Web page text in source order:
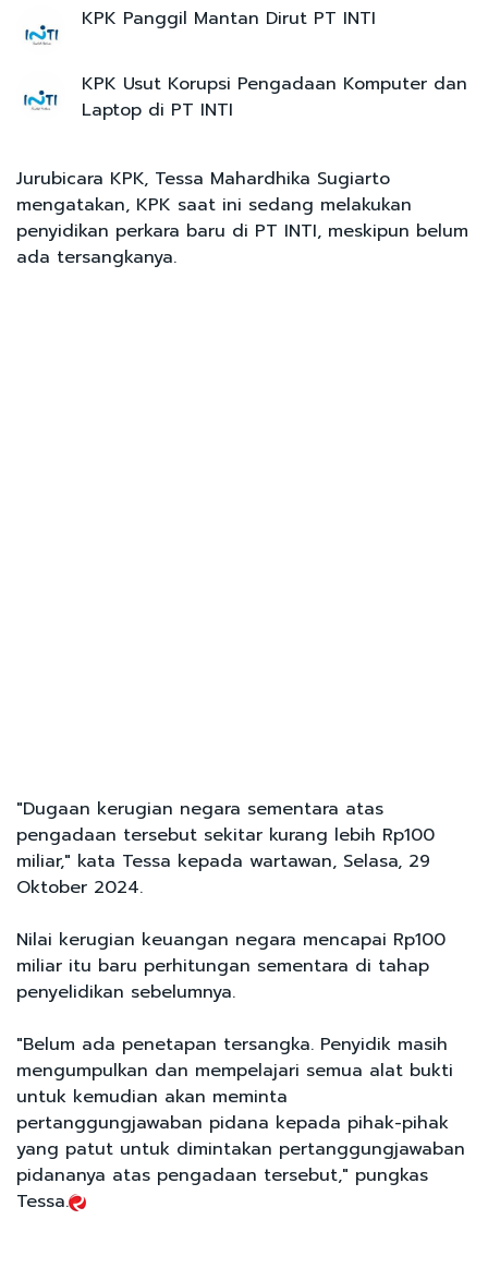
KPK Panggil Mantan Dirut PT INTI
KPK Usut Korupsi Pengadaan Komputer dan
Laptop di PT INTI
Jurubicara KPK, Tessa Mahardhika Sugiarto
mengatakan, KPK saat ini sedang melakukan
penyidikan perkara baru di PT INTI, meskipun belum
ada tersangkanya.
"Dugaan kerugian negara sementara atas
pengadaan tersebut sekitar kurang lebih Rp100
miliar," kata Tessa kepada wartawan, Selasa, 29
Oktober 2024.
Nilai kerugian keuangan negara mencapai Rp100
miliar itu baru perhitungan sementara di tahap
penyelidikan sebelumnya.
"Belum ada penetapan tersangka. Penyidik masih
mengumpulkan dan mempelajari semua alat bukti
untuk kemudian akan meminta
pertanggungjawaban pidana kepada pihak-pihak
yang patut untuk dimintakan pertanggungjawaban
pidananya atas pengadaan tersebut," pungkas
Tessa.